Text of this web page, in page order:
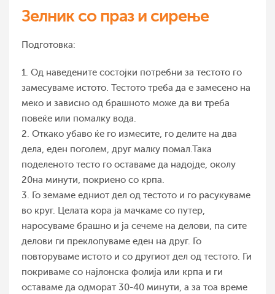
Зелник со праз и сирење
Подготовка:
1. Од наведените состојки потребни за тестото го
замесуваме истото. Тестото треба да е замесено на
меко и зависно од брашното може да ви треба
повеќе или помалку вода.
2. Откако убаво ќе го измесите, го делите на два
дела, еден поголем, друг малку помал.Така
поделеното тесто го оставаме да надојде, околу
20на минути, покриено со крпа.
3. Го земаме едниот дел од тестото и го расукуваме
во круг. Целата кора ја мачкаме со путер,
наросуваме брашно и ја сечеме на делови, па сите
делови ги преклопуваме еден на друг. Го
повторуваме истото и со другиот дел од тестото. Ги
покриваме со најлонска фолија или крпа и ги
оставаме да одморат 30-40 минути, а за тоа време